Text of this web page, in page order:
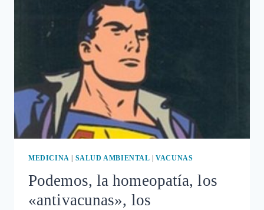
VACUNACIONES?
MEDICINA SALUD AMBIENTAL |VACUNAS
Podemos, la homeopatía, los
«antivacunas», los